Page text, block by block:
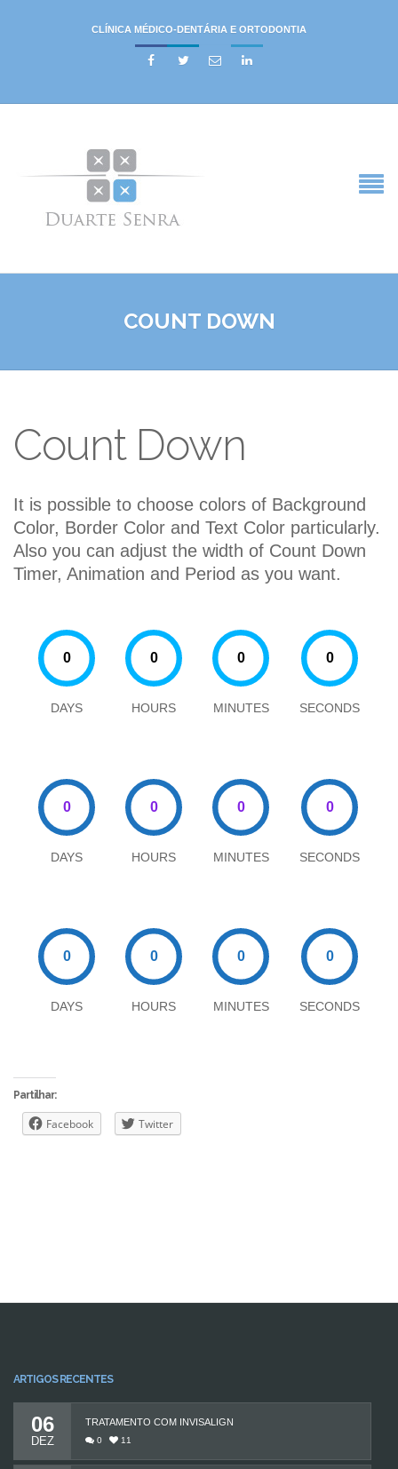
CLÍNICA MÉDICO-DENTÁRIA E ORTODONTIA
   
COUNT DOWN
Count Down
It is possible to choose colors of Background
Color, Border Color and Text Color particularly.
Also you can adjust the width of Count Down
Timer, Animation and Period as you want.
DAYS HOURS MINUTES SECONDS
DAYS HOURS MINUTES SECONDS
DAYS HOURS MINUTES SECONDS
Partilhar:
Facebook Twitter
ARTIGOS RECENTES
06
DEZ
TRATAMENTO COM INVISALIGN
0 11